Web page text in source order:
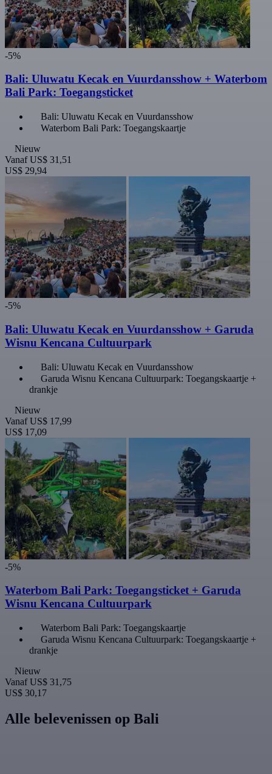
-5%
Bali: Uluwatu Kecak en Vuurdansshow + Waterbom
Bali Park: Toegangsticket
Bali: Uluwatu Kecak en Vuurdansshow
Waterbom Bali Park: Toegangskaartje
Nieuw
Vanaf US$ 31,51
US$ 29,94
-5%
Bali: Uluwatu Kecak en Vuurdansshow + Garuda
Wisnu Kencana Cultuurpark
Bali: Uluwatu Kecak en Vuurdansshow
Garuda Wisnu Kencana Cultuurpark: Toegangskaartje +
drankje
Nieuw
Vanaf US$ 17,99
US$ 17,09
-5%
Waterbom Bali Park: Toegangsticket + Garuda
Wisnu Kencana Cultuurpark
Waterbom Bali Park: Toegangskaartje
Garuda Wisnu Kencana Cultuurpark: Toegangskaartje +
drankje
Nieuw
Vanaf US$ 31,75
US$ 30,17
Alle belevenissen op Bali